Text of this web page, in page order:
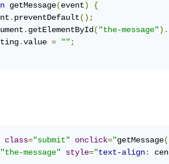
getMessage(event)
{
. preventDefault();
. getElementById ( "the-message").
.value = "" ;
class="submit" onclick="getMessage(
"the-message" style="text-align: